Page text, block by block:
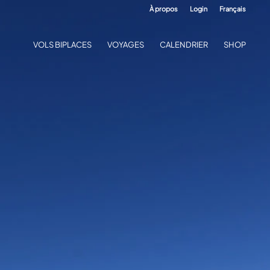
À propos Login Français
VOLS BIPLACES VOYAGES CALENDRIER SHOP